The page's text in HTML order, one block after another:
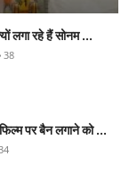
लगा रहे हैं सोनम ...
38
पर बैन लगाने को ...
34